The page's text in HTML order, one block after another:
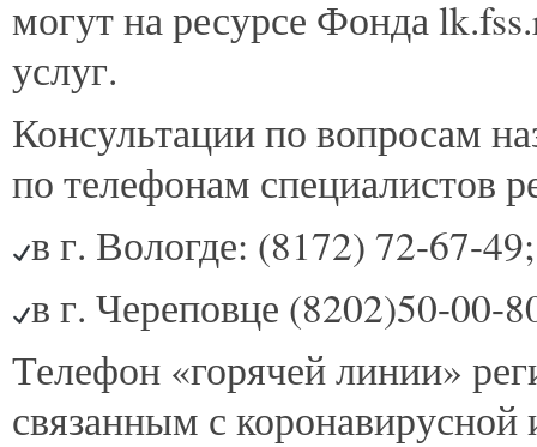
могут на ресурсе Фонда
услуг.
Консультации по вопросам
по телефонам специалистов
в г. Вологде: (8172) 72-67-
в г. Череповце (8202)50-00-
Телефон «горячей линии»
связанным с